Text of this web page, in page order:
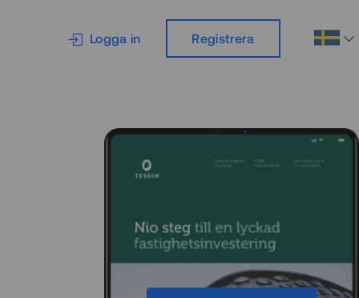
Logga in Registrera